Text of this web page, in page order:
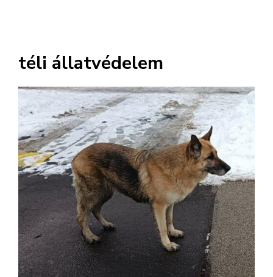
téli állatvédelem